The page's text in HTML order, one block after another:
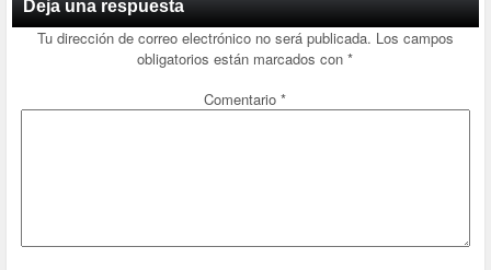
Deja una respuesta
Tu dirección de correo electrónico no será publicada. Los campos
obligatorios están marcados con*
Comentario*